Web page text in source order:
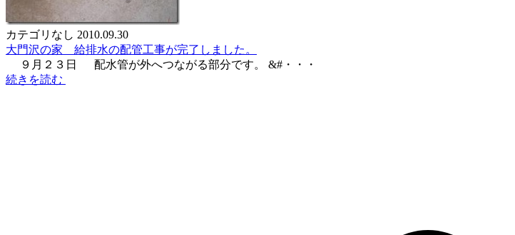
カテゴリなし 2010.09.30
大門沢の家 給排水の配管工事が完了しました。
９月２３日 配水管が外へつながる部分です。 &#・・・
続きを読む